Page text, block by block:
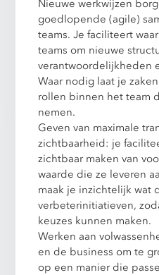
Nieuwe werkwijzen
goedlopende (agile)
teams. Je faciliteert
teams om nieuwe
verantwoordelijkheden
Waar nodig laat je
rollen binnen het team
nemen.
Geven van maximale
zichtbaarheid: je
zichtbaar maken van
waarde die ze leveren
maak je inzichtelijk wat
verbeterinitiatieven,
keuzes kunnen maken.
Werken aan
en de business om te
op een manier die